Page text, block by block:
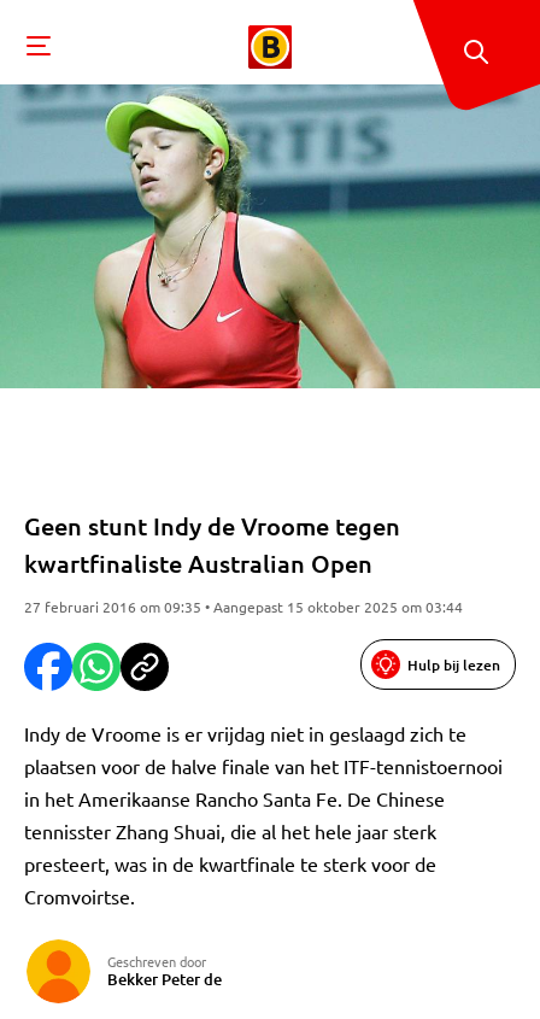
Geen stunt Indy de Vroome tegen
kwartfinaliste Australian Open
27 februari 2016 om 09:35 • Aangepast 15 oktober 2025 om 03:44
Hulp bij lezen
Indy de Vroome is er vrijdag niet in geslaagd zich te
plaatsen voor de halve finale van het ITF-tennistoernooi
in het Amerikaanse Rancho Santa Fe. De Chinese
tennisster Zhang Shuai, die al het hele jaar sterk
presteert, was in de kwartfinale te sterk voor de
Cromvoirtse.
Geschreven door
Bekker Peter de